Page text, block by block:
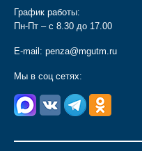
График работы:
Пн-Пт – с 8.30 до 17.00
E-mail: penza@mgutm.ru
Мы в соц сетях: